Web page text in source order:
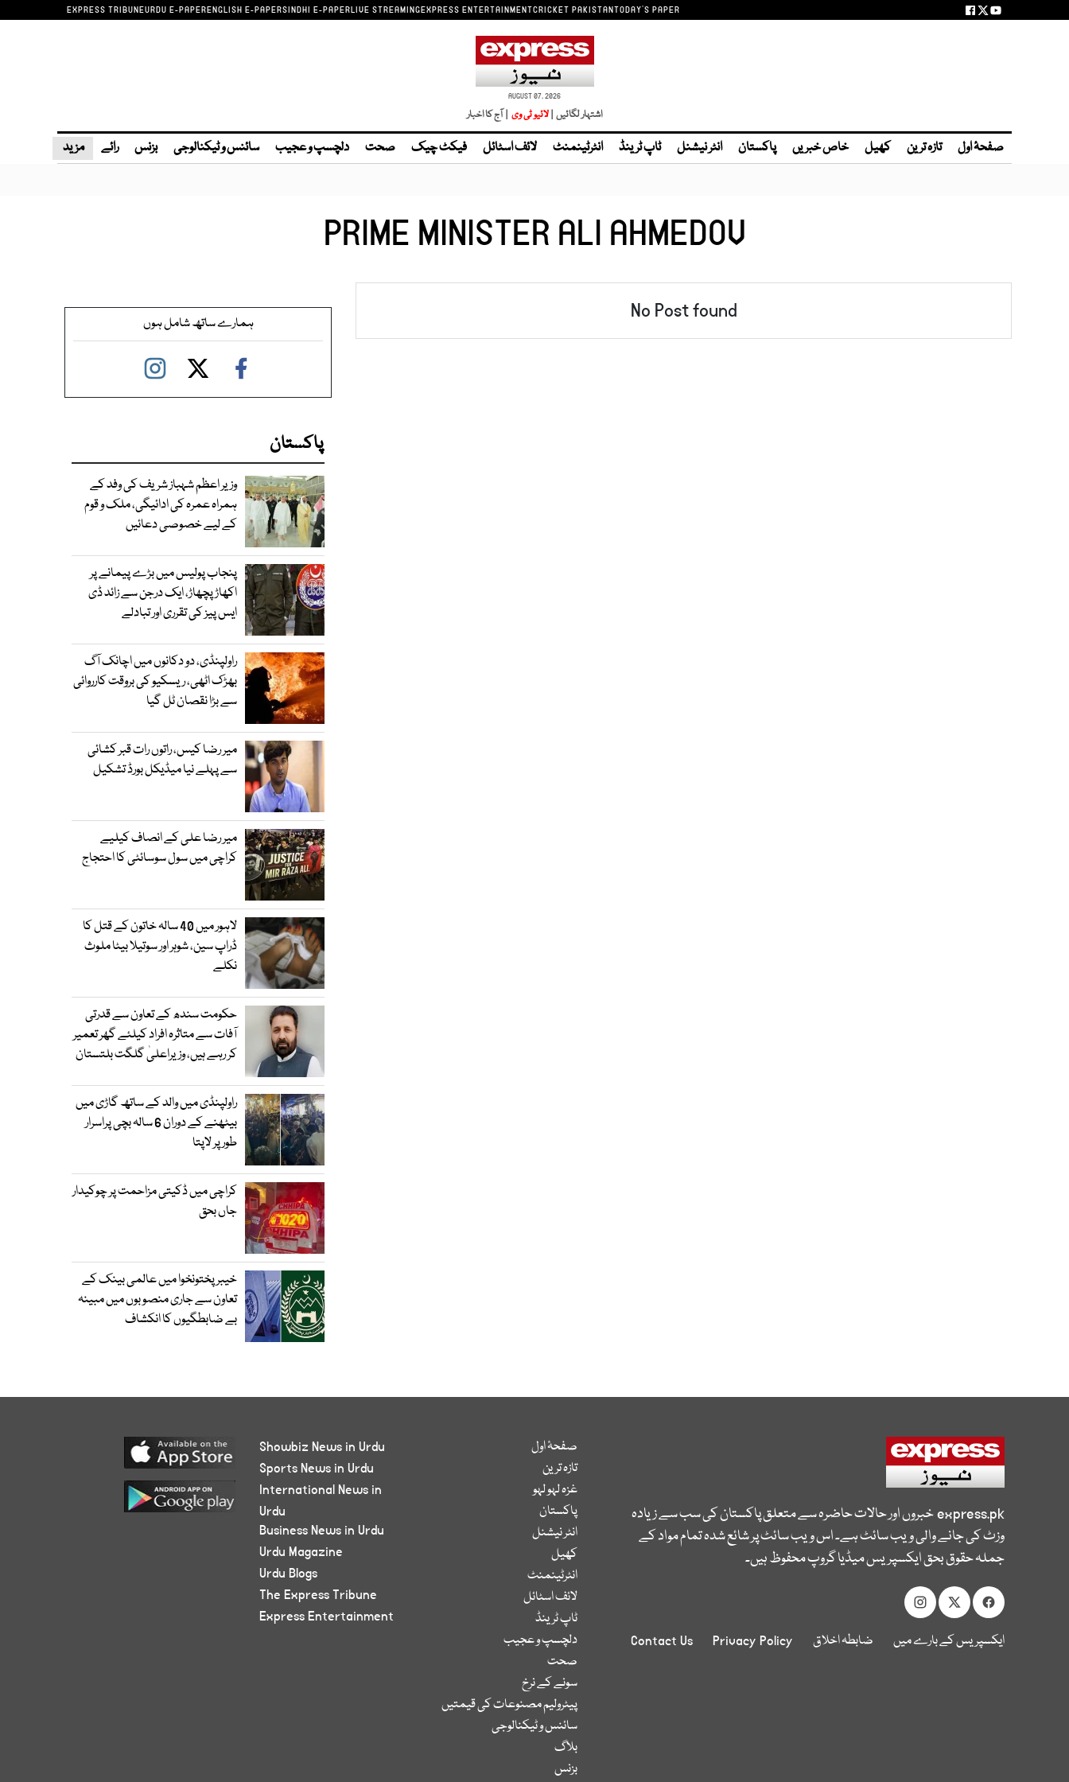
EXPRESS TRIBUNEURDU E-PAPERENGLISH E-PAPERSINDHI E-PAPERLIVE STREAMINGEXPRESS ENTERTAINMENTCRICKET PAKISTANTODAY'S PAPER
AUGUST 07, 2026
اشتہار لگائیں | | آج کا اخبار
صفحۂ اول تازہ ترین کھیل خاص خبریں پاکستان انٹر نیشنل ٹاپ ٹرینڈ انٹرٹینمنٹ لائف اسٹائل فیکٹ چیک صحت دلچسپ و عجیب سائنس و ٹیکنالوجی بزنس رائے مزید
PRIME MINISTER ALI AHMEDOV
No Post found ہمارے ساتھ شامل ہوں
پاکستان
وزیر اعظم شہباز شریف کی وفد کے
ہمراہ عمرہ کی ادائیگی، ملک و قوم
کے لیے خصوصی دعائیں
پنجاب پولیس میں بڑے پیمانے پر
اکھاڑ پچھاڑ، ایک درجن سے زائد ڈی
ایس پیز کی تقرری اور تبادلے
راولپنڈی، دو دکانوں میں اچانک آگ
بھڑک اٹھی، ریسکیو کی بروقت کارروائی
سے بڑا نقصان ٹل گیا
میر رضا کیس، راتوں رات قبر کشائی
سے پہلے نیا میڈیکل بورڈ تشکیل
میر رضا علی کے انصاف کیلیے
کراچی میں سول سوسائٹی کا احتجاج
لاہور میں 40 سالہ خاتون کے قتل کا
ڈراپ سین، شوہر اور سوتیلا بیٹا ملوث
نکلے
حکومت سندھ کے تعاون سے قدرتی
آفات سے متاثرہ افراد کیلئے گھر تعمیر
کر رہے ہیں، وزیراعلیٰ گلگت بلتستان
راولپنڈی میں والد کے ساتھ گاڑی میں
بیٹھنے کے دوران 6 سالہ بچی پراسرار
طور پر لاپتا
کراچی میں ڈکیتی مزاحمت پر چوکیدار
جاں بحق
خیبرپختونخوا میں عالمی بینک کے
تعاون سے جاری منصوبوں میں مبینہ
بے ضابطگیوں کا انکشاف
express.pkخبروں اور حالات حاضرہ سے متعلق پاکستان کی سب سے زیادہ
وزٹ کی جانے والی ویب سائٹ ہے۔ اس ویب سائٹ پر شائع شدہ تمام مواد کے
جملہ حقوق بحق ایکسپریس میڈیا گروپ محفوظ ہیں۔
ایکسپریس کے بارے میں ضابطہ اخلاق Privacy Policy
Contact Us
صفحۂ اول
تازہ ترین
غزہ لہو لہو
پاکستان
انٹر نیشنل
کھیل
انٹرٹینمنٹ
لائف اسٹائل
ٹاپ ٹرینڈ
دلچسپ و عجیب
صحت
سونے کے نرخ
پیٹرولیم مصنوعات کی قیمتیں
سائنس و ٹیکنالوجی
بلاگ
بزنس
Showbiz News in Urdu
Sports News in Urdu
International News in
Urdu
Business News in Urdu
Urdu Magazine
Urdu Blogs
The Express Tribune
Express Entertainment